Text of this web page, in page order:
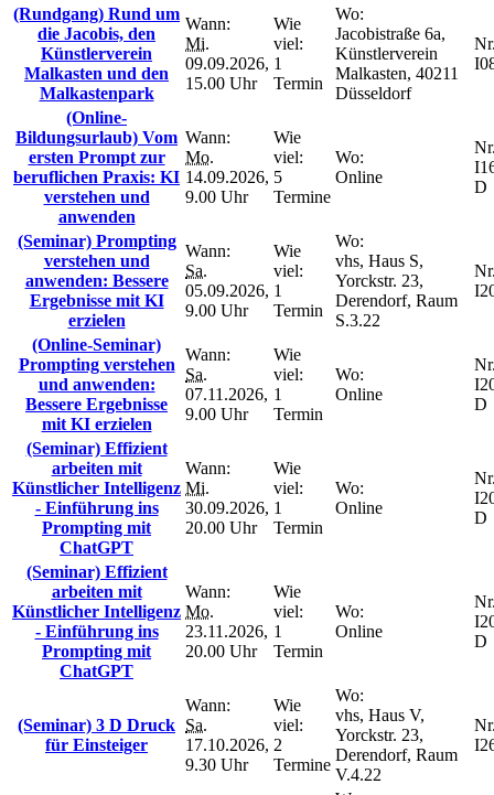
(Rundgang) Rund um
die Jacobis, den
Künstlerverein
Malkasten und den
Malkastenpark
Wann:
Mi.
09.09.2026,
15.00 Uhr
Wie
viel:
1
Termin
Wo:
Jacobistraße 6a,
Künstlerverein
Malkasten, 40211
Düsseldorf
(Online-
Bildungsurlaub) Vom
ersten Prompt zur
beruflichen Praxis: KI
verstehen und
anwenden
Wann:
Mo.
14.09.2026,
9.00 Uhr
Wie
viel:
5
Termine
Wo:
Online
D
(Seminar) Prompting
verstehen und
anwenden: Bessere
Ergebnisse mit KI
erzielen
Wann:
Sa.
05.09.2026,
9.00 Uhr
Wie
viel:
1
Termin
Wo:
vhs, Haus S,
Yorckstr. 23,
Derendorf, Raum
S.3.22
(Online-Seminar)
Prompting verstehen
und anwenden:
Bessere Ergebnisse
mit KI erzielen
Wann:
Sa.
07.11.2026,
9.00 Uhr
Wie
viel:
1
Termin
Wo:
Online
D
(Seminar) Effizient
arbeiten mit
Künstlicher Intelligenz
- Einführung ins
Prompting mit
ChatGPT
Wann:
Mi.
30.09.2026,
20.00 Uhr
Wie
viel:
1
Termin
Wo:
Online
D
(Seminar) Effizient
arbeiten mit
Künstlicher Intelligenz
- Einführung ins
Prompting mit
ChatGPT
Wann:
Mo.
23.11.2026,
20.00 Uhr
Wie
viel:
1
Termin
Wo:
Online
D
(Seminar) 3 D Druck
für Einsteiger
Wann:
Sa.
17.10.2026,
9.30 Uhr
Wie
viel:
2
Termine
Wo:
vhs, Haus V,
Yorckstr. 23,
Derendorf, Raum
V.4.22